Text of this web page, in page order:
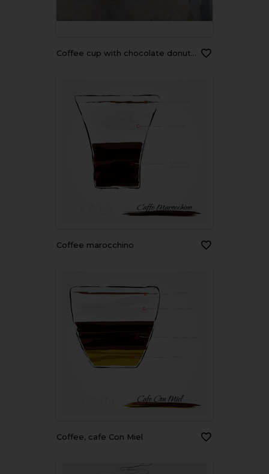
Coffee cup with chocolate donut on a cement texture table ,background,free space for text,collage techniques
Coffee marocchino
Coffee, cafe Con Miel